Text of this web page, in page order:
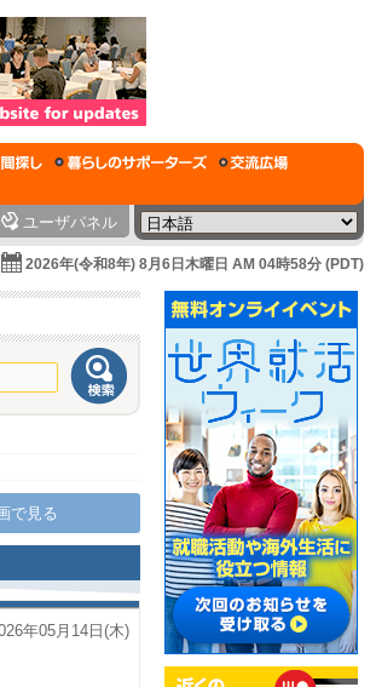
ユーザパネル
2026年(令和8年) 8月6日木曜日 AM 04時58分 (PDT)
で見る
年05月14日(木)